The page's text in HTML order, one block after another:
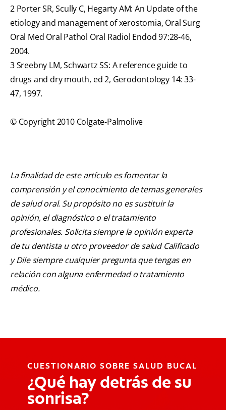
2 Porter SR, Scully C, Hegarty AM: An Update of the
etiology and management of xerostomia, Oral Surg
Oral Med Oral Pathol Oral Radiol Endod 97:28-46,
2004.
3 Sreebny LM, Schwartz SS: A reference guide to
drugs and dry mouth, ed 2, Gerodontology 14: 33-
47, 1997.
© Copyright 2010 Colgate-Palmolive
La finalidad de este artículo es fomentar la
comprensión y el conocimiento de temas generales
de salud oral. Su propósito no es sustituir la
opinión, el diagnóstico o el tratamiento
profesionales. Solicita siempre la opinión experta
de tu dentista u otro proveedor de salud Calificado
y Dile siempre cualquier pregunta que tengas en
relación con alguna enfermedad o tratamiento
médico.
CUESTIONARIO SOBRE SALUD BUCAL
¿Qué hay detrás de su
sonrisa?